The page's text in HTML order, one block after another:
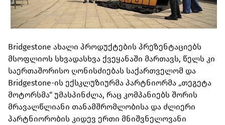
Bridgestone ახალი პროდუქტების პრეზენტაციებს
მსოფლიოს სხვადასხვა ქვეყანაში მართავს, წელს კი
საერთაშორისო ღონისძიებას საქართველომ და
Bridgestone-ის ექსკლუზიურმა პარტნიორმა „თეგეტა
მოტორსმა“ უმასპინძლა, რაც კომპანიებს შორის
მრავალწლიანი თანამშრომლობისა და ძლიერი
პარტნიორობის კიდევ ერთი მნიშვნელოვანი